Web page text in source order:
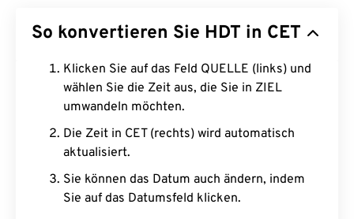
So konvertieren Sie HDT in CET
Klicken Sie auf das Feld QUELLE (links) und
wählen Sie die Zeit aus, die Sie in ZIEL
umwandeln möchten.
Die Zeit in CET (rechts) wird automatisch
aktualisiert.
Sie können das Datum auch ändern, indem
Sie auf das Datumsfeld klicken.